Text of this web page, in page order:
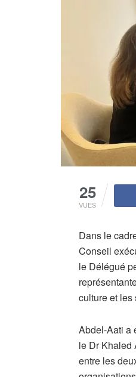
25
VUES
Dans le
Conseil
le Délégué
culture et les
Abdel-Aati a
le Dr Khaled
entre les